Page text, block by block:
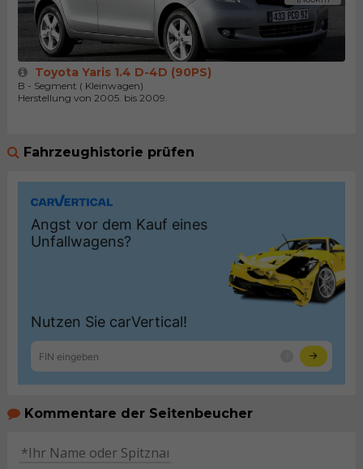
Toyota Yaris 1.4 D-4D (90PS)
B - Segment ( Kleinwagen)
Herstellung von 2005. bis 2009.
Fahrzeughistorie prüfen
Kommentare der Seitenbeucher